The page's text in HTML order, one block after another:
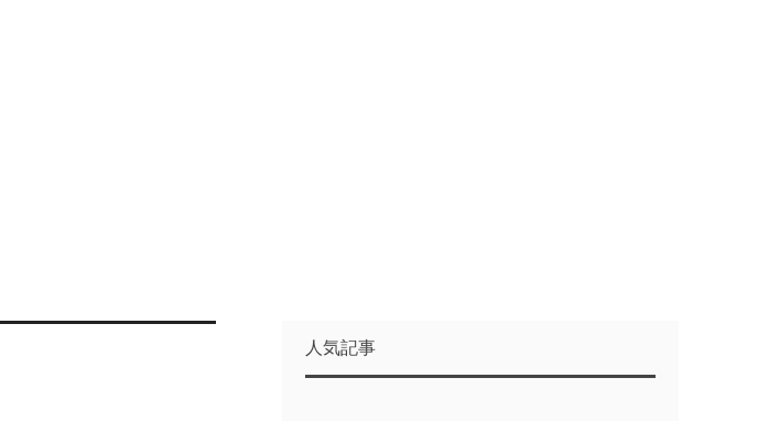
人気記事